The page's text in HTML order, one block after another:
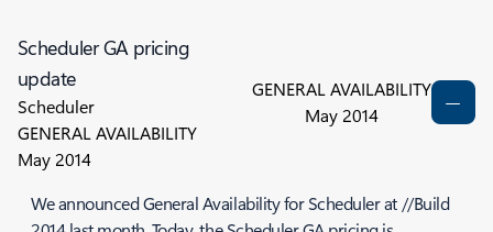
Scheduler GA pricing
update
Scheduler
GENERAL AVAILABILITY
May 2014
GENERAL AVAILABILITY
May 2014
We announced General Availability for Scheduler at //Build